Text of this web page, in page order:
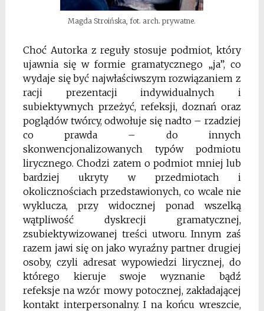
Magda Stroińska, fot. arch. prywatne.
Choć Autorka z reguły stosuje podmiot, który
ujawnia się w formie gramatycznego „ja”, co
wydaje siębyć najwłaściwszym rozwiązaniem z
racji prezentacjiindywidualnych i
subiektywnych przeżyć, refeksji,doznań oraz
poglądów twórcy, odwołuje się nadto –rzadziej
co prawda – do innych
skonwencjonalizowanych typów podmiotu
lirycznego. Chodzi zatem o podmiot mniej lub
bardziej ukryty w przedmiotachi
okolicznościach przedstawionych, co wcale nie
wyklucza, przy widocznej ponad wszelką
wątpliwość dyskrecji gramatycznej,
zsubiektywizowanej treści utworu. Innym zaś
razem jawi się on jako wyraźnypartner drugiej
osoby, czyli adresat wypowiedzi lirycznej, do
którego kieruje swoje wyznanie bądź
refeksjena wzór mowy potocznej, zakładającej
kontakt interpersonalny. I na końcu wreszcie,